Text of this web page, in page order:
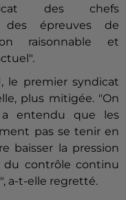
des chefs
des épreuves de
raisonnable et
le premier syndicat
plus mitigée. "On
entendu que les
pas se tenir en
baisser la pression
du contrôle continu
a-t-elle regretté.